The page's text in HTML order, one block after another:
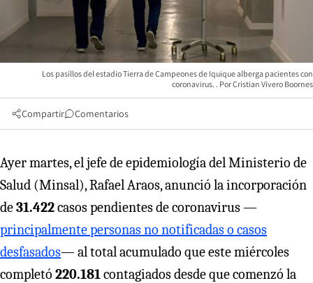
Los pasillos del estadio Tierra de Campeones de Iquique alberga pacientes con
coronavirus.
Cristian Vivero Boornes
Compartir Comentarios
Ayer martes, el jefe de epidemiología del Ministerio de
Salud (Minsal), Rafael Araos, anunció la incorporación
de31.422casos pendientes de coronavirus —
principalmente personas no notificadas o casos
desfasados— al total acumulado que este miércoles
completó 220.181contagiados desde que comenzó la